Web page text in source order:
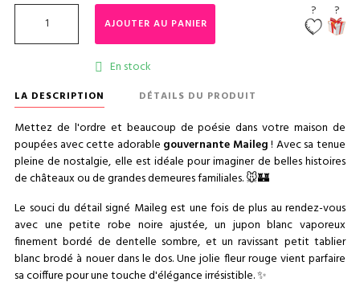
AJOUTER AU PANIER
? ?
 En stock
LA DESCRIPTION DÉTAILS DU PRODUIT
Mettez de l'ordre et beaucoup de poésie dans votre maison de
poupées avec cette adorable gouvernante Maileg! Avec sa tenue
pleine de nostalgie, elle est idéale pour imaginer de belles histoires
de châteaux ou de grandes demeures familiales. 🐭🏰
Le souci du détail signé Maileg est une fois de plus au rendez-vous
avec une petite robe noire ajustée, un jupon blanc vaporeux
finement bordé de dentelle sombre, et un ravissant petit tablier
blanc brodé à nouer dans le dos. Une jolie fleur rouge vient parfaire
sa coiffure pour une touche d'élégance irrésistible. ✨